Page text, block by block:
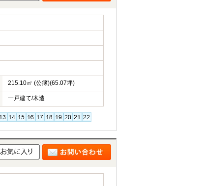
215.10㎡ (公簿)(65.07坪)
一戸建て/木造